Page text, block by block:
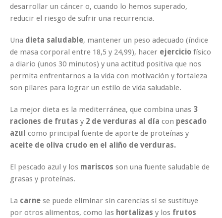
desarrollar un cáncer o, cuando lo hemos superado,
reducir el riesgo de sufrir una recurrencia.
Una dieta saludable, mantener un peso adecuado (índice
de masa corporal entre 18,5 y 24,99), hacer ejercicio físico
a diario (unos 30 minutos) y una actitud positiva que nos
permita enfrentarnos a la vida con motivación y fortaleza
son pilares para lograr un estilo de vida saludable.
La mejor dieta es la mediterránea, que combina unas 3
raciones de frutas y 2 de verduras al día con pescado
azul como principal fuente de aporte de proteínas y
aceite de oliva crudo en el aliño de verduras.
El pescado azul y los mariscos son una fuente saludable de
grasas y proteínas.
La carne se puede eliminar sin carencias si se sustituye
por otros alimentos, como las hortalizas y los frutos